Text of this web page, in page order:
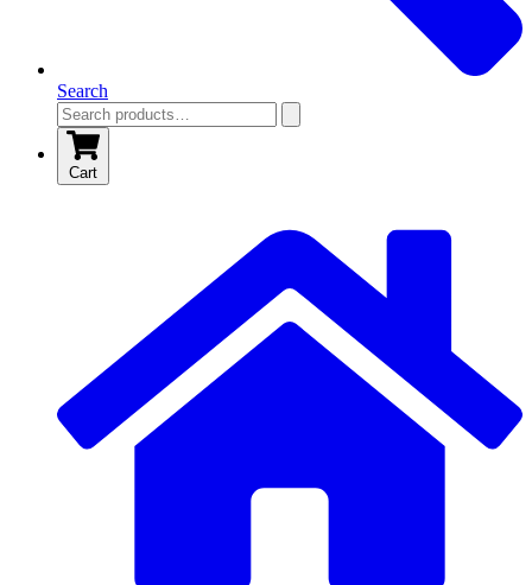
Search
Cart